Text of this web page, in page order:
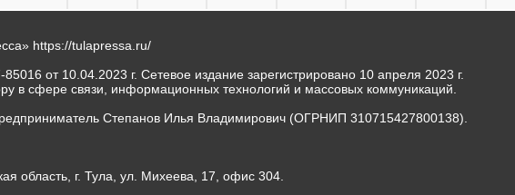
https://tulapressa.ru/
от 10.04.2023 г. Сетевое издание зарегистрировано 10 апреля 2023 г.
в сфере связи, информационных технологий и массовых коммуникаций.
Степанов Илья Владимирович (ОГРНИП 310715427800138).
область, г. Тула, ул. Михеева, 17, офис 304.